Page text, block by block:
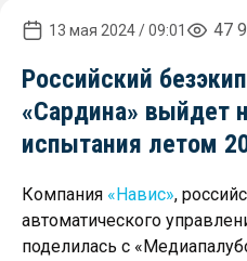
13 мая 2024 / 09:01 47
Российский
«Сардина» выйдет
испытания летом
Компания «Навис»,
автоматического
поделилась с